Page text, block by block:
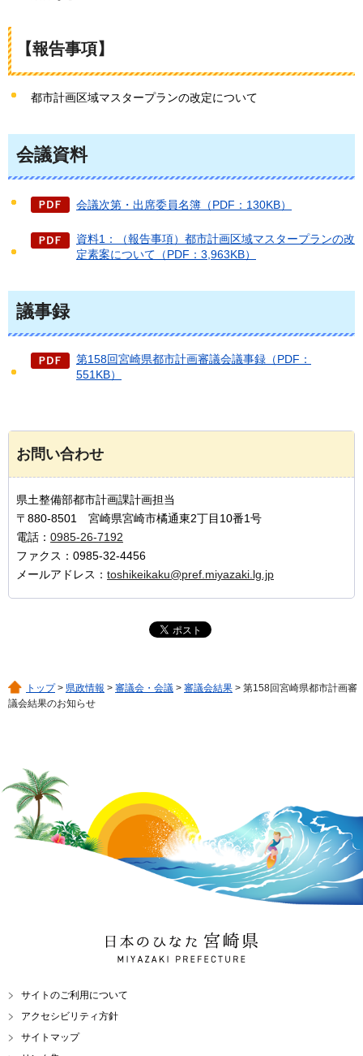
【報告事項】
都市計画区域マスタープランの改定について
会議資料
会議次第・出席委員名簿（PDF：130KB）
資料1：（報告事項）都市計画区域マスタープランの改
定素案について（PDF：3,963KB）
議事録
第158回宮崎県都市計画審議会議事録（PDF：
551KB）
お問い合わせ
県土整備部都市計画課計画担当
〒880-8501 宮崎県宮崎市橘通東2丁目10番1号
電話： 0985-26-7192
ファクス：0985-32-4456
メールアドレス： toshikeikaku@pref.miyazaki.lg.jp
トップ> 県政情報 > 審議会・会議 > 審議会結果 > 第158回宮崎県都市計画審
議会結果のお知らせ
日本のひなた 宮崎県
MIYAZAKI PREFECTURE
サイトのご利用について
アクセシビリティ方針
サイトマップ